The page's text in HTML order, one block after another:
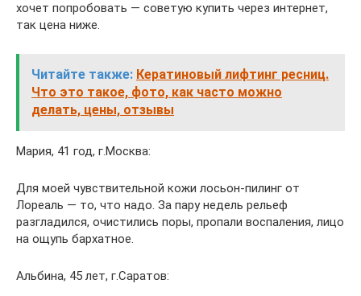
хочет попробовать — советую купить через интернет,
так цена ниже.
Читайте также: Кератиновый лифтинг ресниц.
Что это такое, фото, как часто можно
делать, цены, отзывы
Мария, 41 год, г.Москва:
Для моей чувствительной кожи лосьон-пилинг от
Лореаль — то, что надо. За пару недель рельеф
разгладился, очистились поры, пропали воспаления, лицо
на ощупь бархатное.
Альбина, 45 лет, г.Саратов: